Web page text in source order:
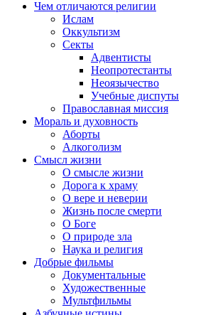
Чем отличаются религии
Ислам
Оккультизм
Секты
Адвентисты
Неопротестанты
Неоязычество
Учебные диспуты
Православная миссия
Мораль и духовность
Аборты
Алкоголизм
Смысл жизни
О смысле жизни
Дорога к храму
О вере и неверии
Жизнь после смерти
О Боге
О природе зла
Наука и религия
Добрые фильмы
Документальные
Художественные
Мультфильмы